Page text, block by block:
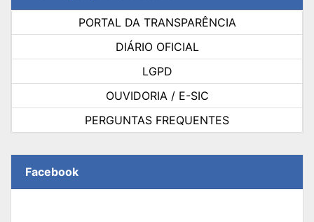
PORTAL DA TRANSPARÊNCIA
DIÁRIO OFICIAL
LGPD
OUVIDORIA / E-SIC
PERGUNTAS FREQUENTES
Facebook